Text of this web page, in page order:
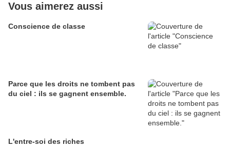
Vous aimerez aussi
Conscience de classe
Parce que les droits ne tombent pas
du ciel : ils se gagnent ensemble.
L'entre-soi des riches